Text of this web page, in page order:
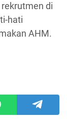
di
hati
AHM.